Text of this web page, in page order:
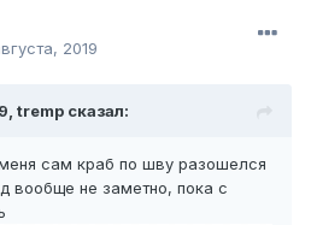
2019
tremp сказал:
сам краб по шву разошелся
вообще не заметно, пока с